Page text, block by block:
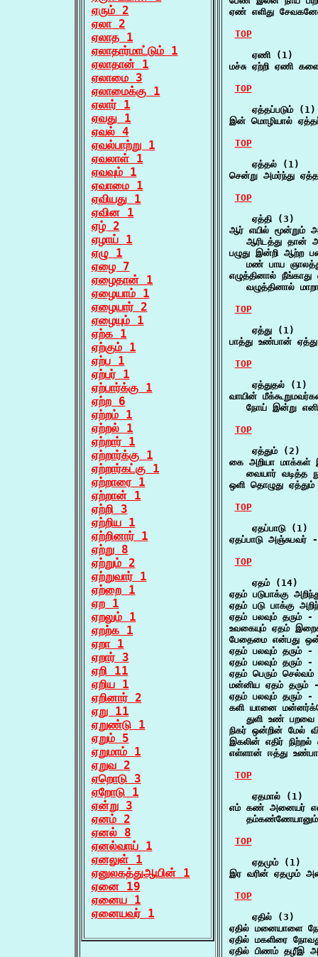
ஏரும் 2
ஏலா 2
ஏலாத 1
ஏலாதார்மாட்டும் 1
ஏலாதான் 1
ஏலாமை 3
ஏலாமைக்கு 1
ஏலார் 1
ஏவது 1
ஏவல் 4
ஏவல்பாற்று 1
ஏவலாள் 1
ஏவவும் 1
ஏவாமை 1
ஏவியது 1
ஏவின 1
ஏழ் 2
ஏழாய் 1
ஏழு 1
ஏழை 7
ஏழைதான் 1
ஏழையாம் 1
ஏழையார் 2
ஏழையும் 1
ஏற்க 1
ஏற்கும் 1
ஏற்ப 1
ஏற்பர் 1
ஏற்பார்க்கு 1
ஏற்ற 6
ஏற்றம் 1
ஏற்றல் 1
ஏற்றார் 1
ஏற்றார்க்கு 1
ஏற்றார்கட்கு 1
ஏற்றாரை 1
ஏற்றான் 1
ஏற்றி 3
ஏற்றிய 1
ஏற்றினார் 1
ஏற்று 8
ஏற்றும் 2
ஏற்றுவார் 1
ஏற்றை 1
ஏற 1
ஏறலும் 1
ஏறற்க 1
ஏறா 1
ஏறார் 3
ஏறி 11
ஏறிய 1
ஏறினார் 2
ஏறு 11
ஏறுண்டு 1
ஏறும் 5
ஏறுமாம் 1
ஏறுவ 2
ஏறொடு 3
ஏறோடு 1
ஏன்று 3
ஏனம் 2
ஏனல் 8
ஏனல்வாய் 1
ஏனலுள் 1
ஏனுலகத்துஆயின் 1
ஏனை 19
ஏனைய 1
ஏனையவர் 1
ஏண் எளிது
TOP
    ஏணி (1)
மச்சு ஏற்றி ஏணி
TOP
    ஏத்தப்படும் (1)
இன் மொழியால்
TOP
    ஏத்தல் (1)
சென்று அமர்ந்து
TOP
    ஏத்தி (3)
ஆர் எயில் மூன்றும்
ஆரிடத்து தான்
பழுது இன்றி ஆற்ற
மண் பாய ஞாலத்து
எழுத்தினால்
வழுத்தினால்
TOP
    ஏத்து (1)
பாத்து உண்பான்
TOP
    ஏத்துதல் (1)
வாயின்
நோய் இன்று
TOP
    ஏத்தும் (2)
கை அறியா மாக்கள்
வையார் வடித்த
ஒளி தொழுது
TOP
    ஏதப்பாடு (1)
ஏதப்பாடு அஞ்சுபவர்
TOP
    ஏதம் (14)
ஏதம் படுபாக்கு
ஏதம் படு பாக்கு
ஏதம் பலவும் தரும் -
உவகையும் ஏதம்
பேதைமை என்பது
ஏதம் பலவும் தரும் -
ஏதம் பலவும் தரும் -
ஏதம் பெரும்
மன்னிய ஏதம் தரும்
ஏதம் பலவும் தரும்
களி யானை
துளி உண்
நிகர் ஒன்றின் மேல்
இகலின் எதிர்
எள்ளான் ஈத்து
TOP
    ஏதமால் (1)
எம் கண் அனையர் என
TOP
    ஏதமும் (1)
இர வரின் ஏதமும்
TOP
    ஏதில் (3)
ஏதில் மனையாளை
ஏதில் மகளிரை
ஏதில் பிணம் தழீஇ